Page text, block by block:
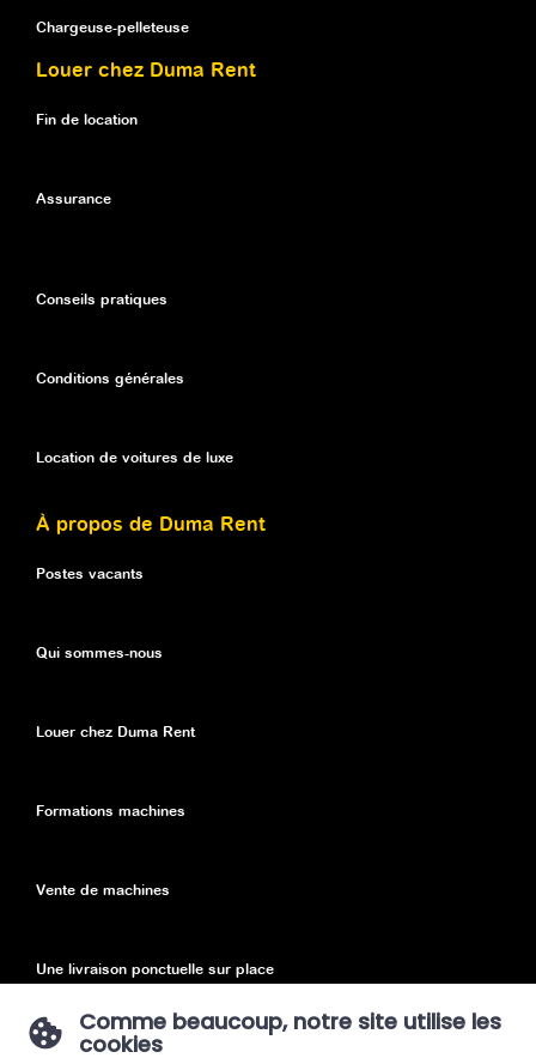
Chargeuse-pelleteuse
Louer chez Duma Rent
Fin de location
Assurance
Conseils pratiques
Conditions générales
Location de voitures de luxe
À propos de Duma Rent
Postes vacants
Qui sommes-nous
Louer chez Duma Rent
Formations machines
Vente de machines
Une livraison ponctuelle sur place
Comme beaucoup, notre site utilise les
cookies